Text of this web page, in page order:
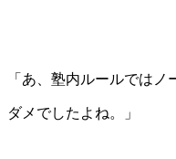
「あ、塾内ルールではノ
ダメでしたよね。」